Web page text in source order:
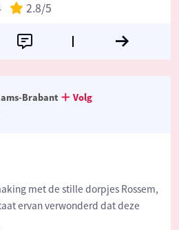
2.8/5
Brabant
Volg
met de stille dorpjes Rossem,
ervan verwonderd dat deze